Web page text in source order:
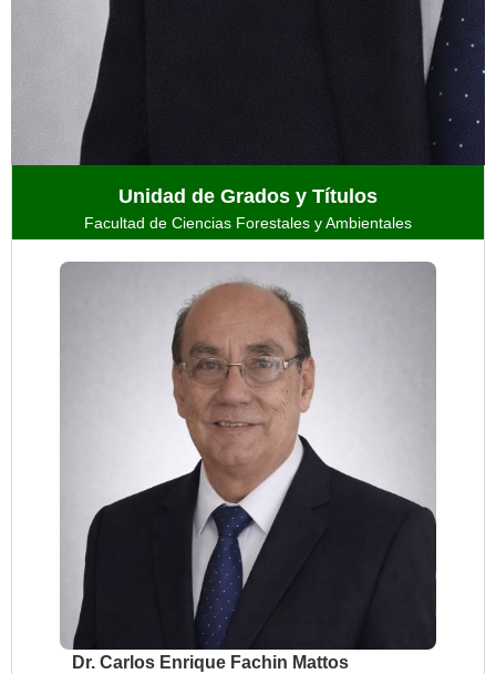
Unidad de Grados y Títulos
Facultad de Ciencias Forestales y Ambientales
Dr. Carlos Enrique Fachin Mattos